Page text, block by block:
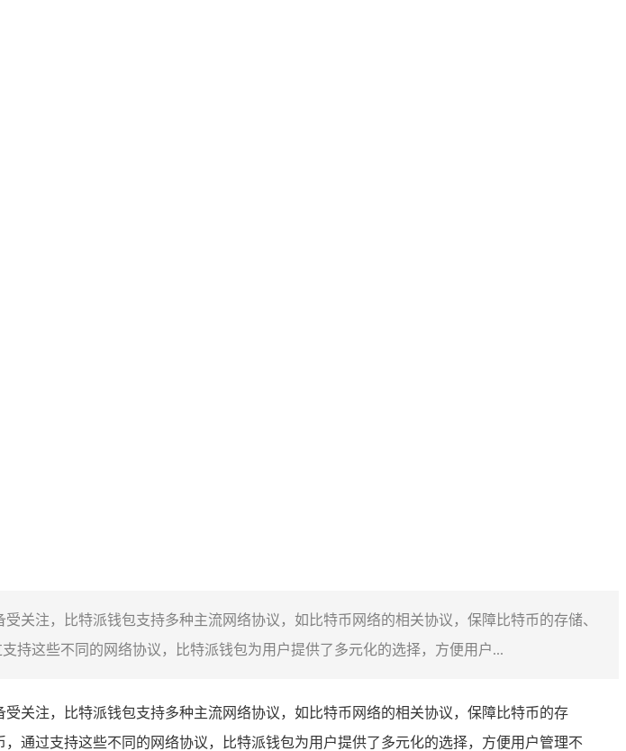
关注，比特派钱包支持多种主流网络协议，如比特币网络的相关协议，保障比特币的存储、
持这些不同的网络协议，比特派钱包为用户提供了多元化的选择，方便用户...
关注，比特派钱包支持多种主流网络协议，如比特币网络的相关协议，保障比特币的存
通过支持这些不同的网络协议，比特派钱包为用户提供了多元化的选择，方便用户管理不